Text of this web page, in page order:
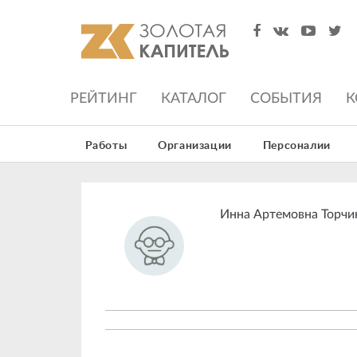
РЕЙТИНГ КАТАЛОГ СОБЫТИЯ
Работы Организации Персоналии
Инна Артемовна